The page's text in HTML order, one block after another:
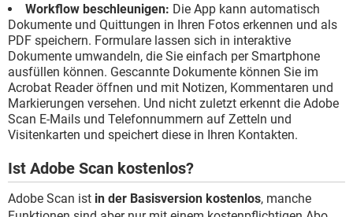
Workflow beschleunigen: Die App kann automatisch
Dokumente und Quittungen in Ihren Fotos erkennen und als
PDF speichern. Formulare lassen sich in interaktive
Dokumente umwandeln, die Sie einfach per Smartphone
ausfüllen können. Gescannte Dokumente können Sie im
Acrobat Reader öffnen und mit Notizen, Kommentaren und
Markierungen versehen. Und nicht zuletzt erkennt die Adobe
Scan E-Mails und Telefonnummern auf Zetteln und
Visitenkarten und speichert diese in Ihren Kontakten.
Ist Adobe Scan kostenlos?
Adobe Scan ist in der Basisversion kostenlos, manche